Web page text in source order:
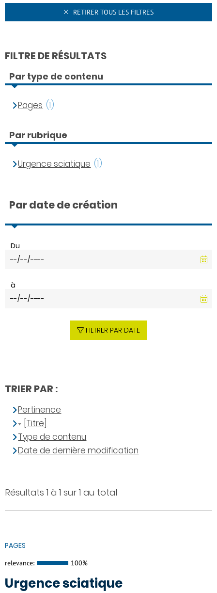
Résultats 1 à 1 sur 1 au total
PAGES
relevance: 100%
Urgence sciatique
RETIRER TOUS LES FILTRES
FILTRE DE RÉSULTATS
Par type de contenu
Pages (1)
Par rubrique
Urgence sciatique (1)
Par date de création
Du
à
FILTRER PAR DATE
TRIER PAR :
Pertinence
[Titre]
Type de contenu
Date de dernière modification